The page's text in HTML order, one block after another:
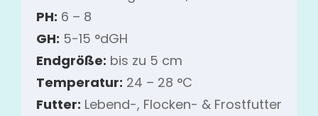
PH: 6 – 8
GH: 5-15 °dGH
Endgröße: bis zu 5 cm
Temperatur: 24 – 28 °C
Futter: Lebend-, Flocken- & Frostfutter